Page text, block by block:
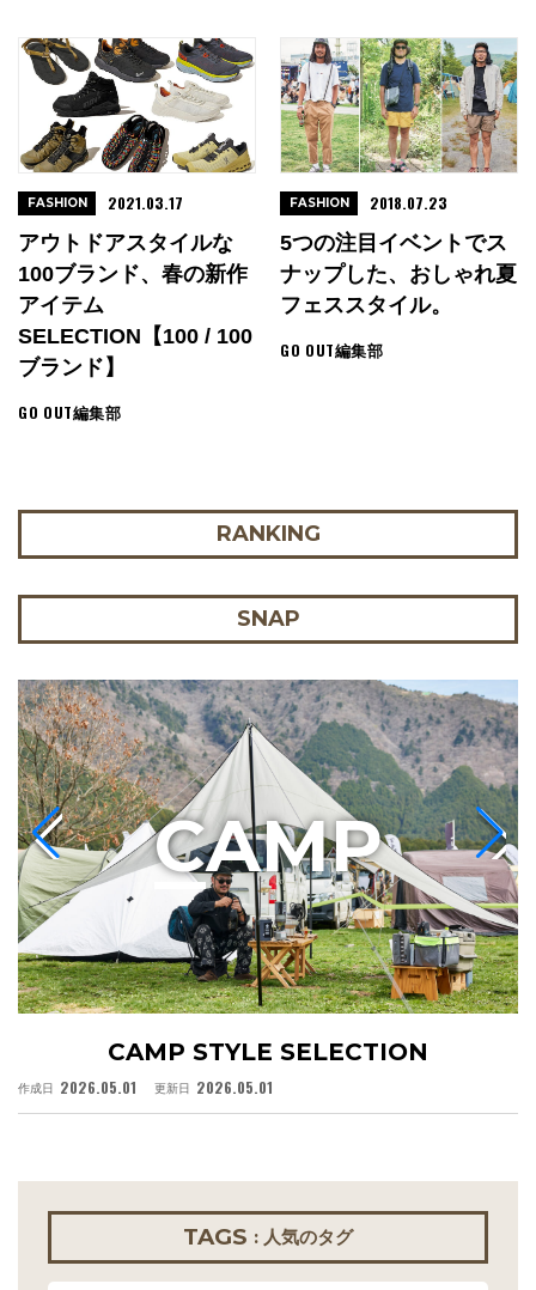
アウトドアスタイルな
100ブランド、春の新作
アイテム
SELECTION【100 / 100
ブランド】
GO OUT編集部
FASHION 2021.03.17
5つの注目イベントでス
ナップした、おしゃれ夏
フェススタイル。
GO OUT編集部
FASHION 2018.07.23
RANKING
SNAP
CAMP STYLE SELECTION
作成日 2026.05.01 更新日 2026.05.01
CAMP
TAGS : 人気のタグ